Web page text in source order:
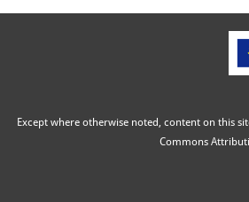
Except where otherwise noted, content on this
Commons